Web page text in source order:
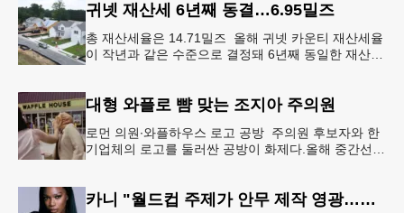
귀넷 재산세 6년째 동결…6.95밀즈
총 재산세율은 14.71밀즈 올해 귀넷 카운티 재산세율
이 작년과 같은 수준으로 결정돼 6년째 동일한 재산세
대형 와플로 뺨 맞는 조지아 주의원
로먼 의원∙와플하우스 로고 공방 주의원 후보자와 한
기업체의 로고를 둘러싼 공방이 화제다.올해 중간선거
카니 "월드컵 주제가 안무 제작 영광…춤은 국경 없는 언어"